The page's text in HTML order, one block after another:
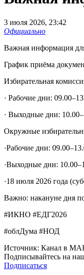
3 июля 2026, 23:42
Официально
Важная информация
График приёма
Избирательная
· Рабочие дни:
· Выходные дни:
Окружные
·Рабочие дни:
·Выходные дни:
·18 июля 2026 года
Важно: накануне дня
#ИКНО #ЕДГ2026
#облДума #НОД
Источник: Канал в
Подписывайтесь на
Подписаться